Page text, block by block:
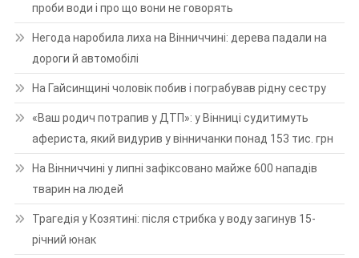
проби води і про що вони не говорять
Негода наробила лиха на Вінниччині: дерева падали на
дороги й автомобілі
На Гайсинщині чоловік побив і пограбував рідну сестру
«Ваш родич потрапив у ДТП»: у Вінниці судитимуть
афериста, який видурив у вінничанки понад 153 тис. грн
На Вінниччині у липні зафіксовано майже 600 нападів
тварин на людей
Трагедія у Козятині: після стрибка у воду загинув 15-
річний юнак